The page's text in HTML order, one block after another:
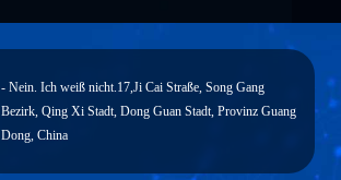
- Nein. Ich weiß nicht.17,Ji Cai Straße, Song Gang
Bezirk, Qing Xi Stadt, Dong Guan Stadt, Provinz Guang
Dong, China